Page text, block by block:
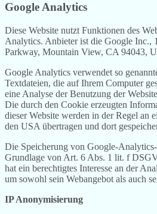
Google Analytics
Diese Website nutzt Funktionen des
Analytics. Anbieter ist die Google Inc.,
Parkway, Mountain View, CA 94043,
Google Analytics verwendet so
Textdateien, die auf Ihrem Computer
eine Analyse der Benutzung der
Die durch den Cookie erzeugten
dieser Website werden in der Regel an
den USA übertragen und dort
Die Speicherung von Google-
Grundlage von Art. 6 Abs. 1 lit. f
hat ein berechtigtes Interesse an der
um sowohl sein Webangebot als auch
IP Anonymisierung